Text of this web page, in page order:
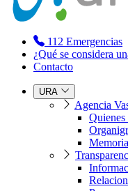
112 Emergencias
¿Qué se considera
Contacto
URA
Agencia
Quienes
Memoria